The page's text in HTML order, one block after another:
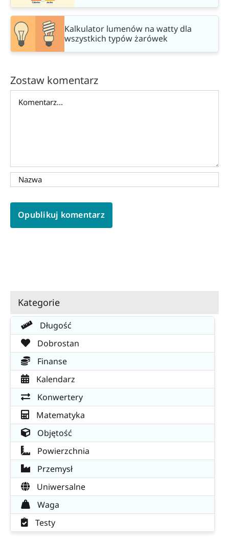
Kalkulator lumenów na watty dla
wszystkich typów żarówek
Zostaw komentarz
Kategorie
Długość
Dobrostan
Finanse
Kalendarz
Konwertery
Matematyka
Objętość
Powierzchnia
Przemysł
Uniwersalne
Waga
Testy